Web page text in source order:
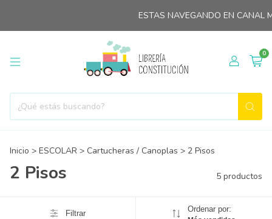
ESTAS NAVEGANDO EN CANAL
0
Inicio > ESCOLAR > Cartucheras / Canoplas > 2 Pisos
2 Pisos 5 productos
Filtrar Ordenar por: